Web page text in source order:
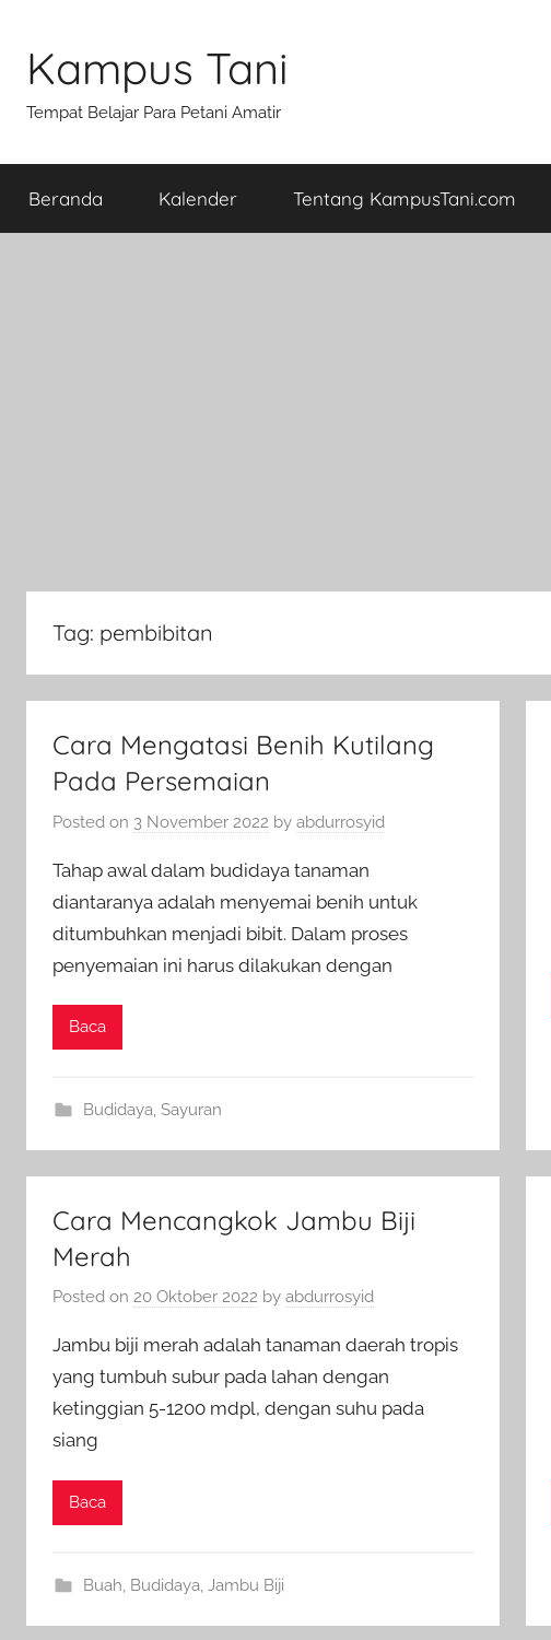
content
Kampus Tani
Tempat Belajar Para Petani Amatir
Beranda Kalender Tentang KampusTani.com
Tag: pembibitan
Cara Mengatasi Benih Kutilang
Pada Persemaian
Posted on 3 November 2022 by abdurrosyid
Tahap awal dalam budidaya tanaman
diantaranya adalah menyemai benih untuk
ditumbuhkan menjadi bibit. Dalam proses
penyemaian ini harus dilakukan dengan
Baca
Budidaya, Sayuran
Cara Mencangkok Jambu Biji
Merah
Posted on 20 Oktober 2022 by abdurrosyid
Jambu biji merah adalah tanaman daerah tropis
yang tumbuh subur pada lahan dengan
ketinggian 5-1200 mdpl, dengan suhu pada
siang
Baca
Buah Budidaya Jambu Biji